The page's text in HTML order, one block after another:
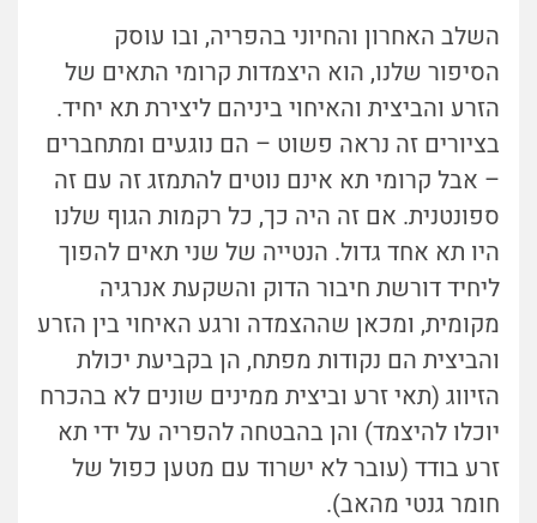
השלב האחרון והחיוני בהפריה, ובו עוסק
הסיפור שלנו, הוא היצמדות קרומי התאים של
הזרע והביצית והאיחוי ביניהם ליצירת תא יחיד.
בציורים זה נראה פשוט – הם נוגעים ומתחברים
– אבל קרומי תא אינם נוטים להתמזג זה עם זה
ספונטנית. אם זה היה כך, כל רקמות הגוף שלנו
היו תא אחד גדול. הנטייה של שני תאים להפוך
ליחיד דורשת חיבור הדוק והשקעת אנרגיה
מקומית, ומכאן שההצמדה ורגע האיחוי בין הזרע
והביצית הם נקודות מפתח, הן בקביעת יכולת
הזיווג (תאי זרע וביצית ממינים שונים לא בהכרח
יוכלו להיצמד) והן בהבטחה להפריה על ידי תא
זרע בודד (עובר לא ישרוד עם מטען כפול של
חומר גנטי מהאב).